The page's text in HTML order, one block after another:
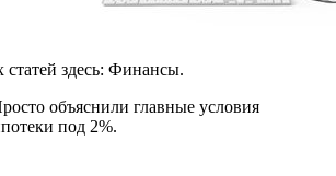
здесь: Финансы.
объяснили главные условия
под 2%.